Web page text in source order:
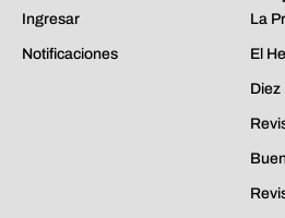
Ingresar
Notificaciones
La
El
Diez